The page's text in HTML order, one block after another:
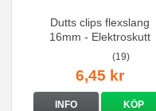
Dutts clips flexslang
16mm - Elektroskutt
(19)
6,45 kr
INFO KÖP